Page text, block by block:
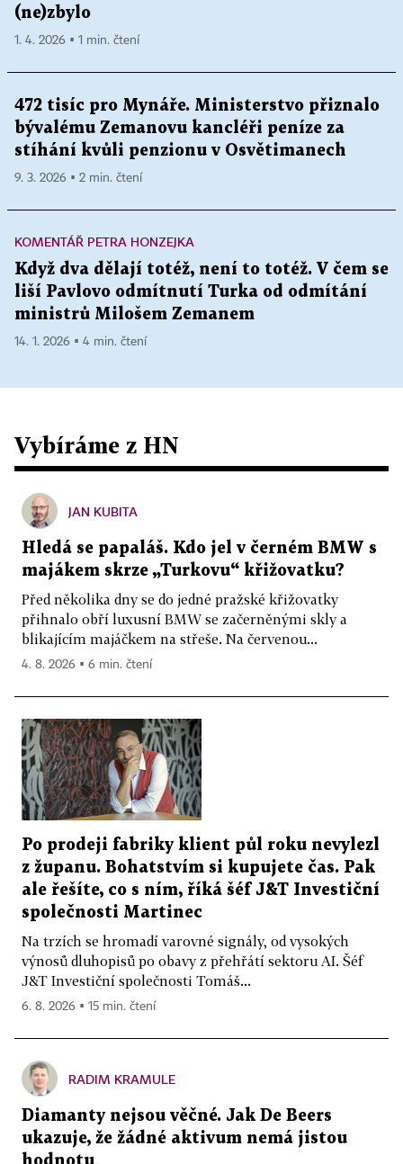
(ne)zbylo
1. 4. 2026 ▪ 1 min. čtení
472 tisíc pro Mynáře. Ministerstvo přiznalo
bývalému Zemanovu kancléři peníze za
stíhání kvůli penzionu v Osvětimanech
9. 3. 2026 ▪ 2 min. čtení
KOMENTÁŘ PETRA HONZEJKA
Když dva dělají totéž, není to totéž. V čem se
liší Pavlovo odmítnutí Turka od odmítání
ministrů Milošem Zemanem
14. 1. 2026 ▪ 4 min. čtení
Vybíráme z HN
JAN KUBITA
Hledá se papaláš. Kdo jel v černém BMW s
majákem skrze „Turkovu“ křižovatku?
Před několika dny se do jedné pražské křižovatky
přihnalo obří luxusní BMW se začerněnými skly a
blikajícím majáčkem na střeše. Na červenou...
4. 8. 2026 ▪ 6 min. čtení
Po prodeji fabriky klient půl roku nevylezl
z županu. Bohatstvím si kupujete čas. Pak
ale řešíte, co s ním, říká šéf J&T Investiční
společnosti Martinec
Na trzích se hromadí varovné signály, od vysokých
výnosů dluhopisů po obavy z přehřátí sektoru AI. Šéf
J&T Investiční společnosti Tomáš...
6. 8. 2026 ▪ 15 min. čtení
RADIM KRAMULE
Diamanty nejsou věčné. Jak De Beers
ukazuje, že žádné aktivum nemá jistou
hodnotu